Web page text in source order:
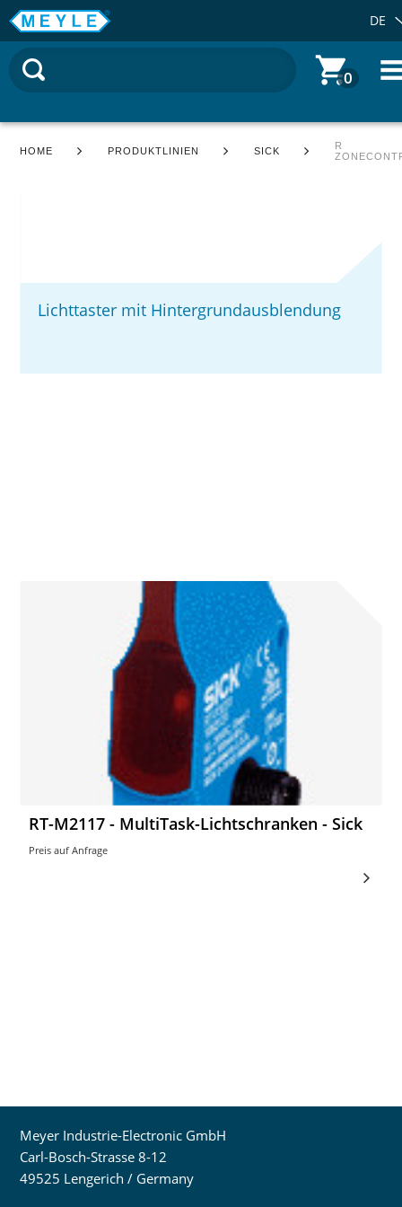
DE
0
HOME PRODUKTLINIEN SICK
R
Lichttaster mit Hintergrundausblendung
RT-M2117 - MultiTask-Lichtschranken - Sick
Preis auf Anfrage
Meyer Industrie-Electronic GmbH
Carl-Bosch-Strasse 8-12
49525 Lengerich / Germany